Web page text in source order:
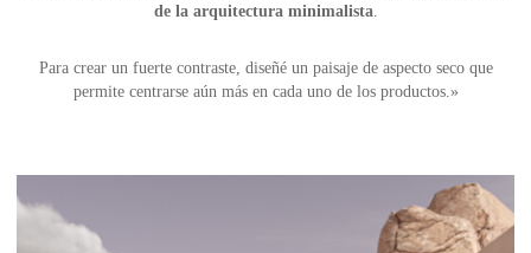
de la arquitectura minimalista.
Para crear un fuerte contraste, diseñé un paisaje de aspecto seco que
permite centrarse aún más en cada uno de los productos.»